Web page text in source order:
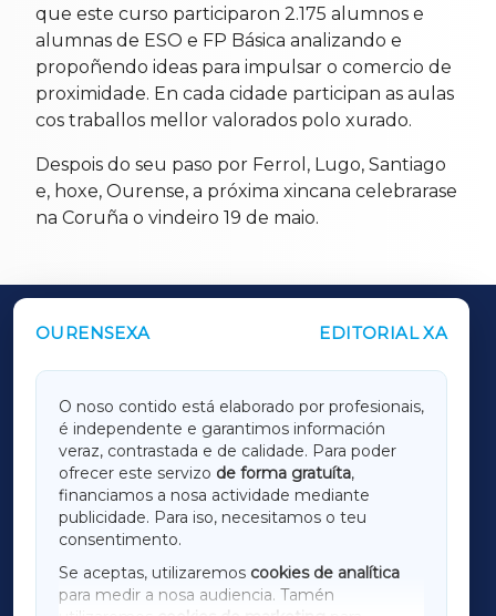
que este curso participaron 2.175 alumnos e
alumnas de ESO e FP Básica analizando e
propoñendo ideas para impulsar o comercio de
proximidade. En cada cidade participan as aulas
cos traballos mellor valorados polo xurado.
Despois do seu paso por Ferrol, Lugo, Santiago
e, hoxe, Ourense, a próxima xincana celebrarase
na Coruña o vindeiro 19 de maio.
OURENSEXA EDITORIAL XA
O noso contido está elaborado por profesionais,
é independente e garantimos información
veraz, contrastada e de calidade. Para poder
ofrecer este servizo de forma gratuíta,
financiamos a nosa actividade mediante
publicidade. Para iso, necesitamos o teu
consentimento.
Se aceptas, utilizaremos cookies de analítica
para medir a nosa audiencia. Tamén
OUTROS PERIÓDICOS
LUGOXA
TERRACHAXA